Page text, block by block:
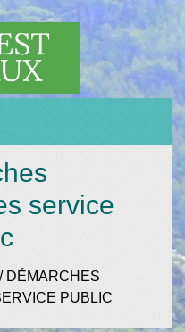
service
/ DÉMARCHES
PUBLIC